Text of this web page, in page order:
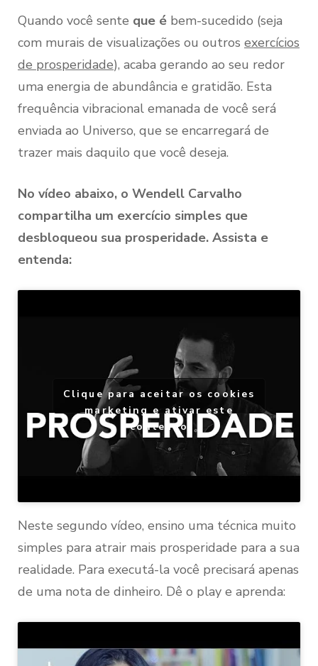
Quando você sente que é bem-sucedido (seja
com murais de visualizações ou outros exercícios
de prosperidade), acaba gerando ao seu redor
uma energia de abundância e gratidão. Esta
frequência vibracional emanada de você será
enviada ao Universo, que se encarregará de
trazer mais daquilo que você deseja.
No vídeo abaixo, o Wendell Carvalho
compartilha um exercício simples que
desbloqueou sua prosperidade. Assista e
entenda:
Clique para aceitar os cookies
marketing e ativar este
conteúdo
Neste segundo vídeo, ensino uma técnica muito
simples para atrair mais prosperidade para a sua
realidade. Para executá-la você precisará apenas
de uma nota de dinheiro. Dê o play e aprenda: